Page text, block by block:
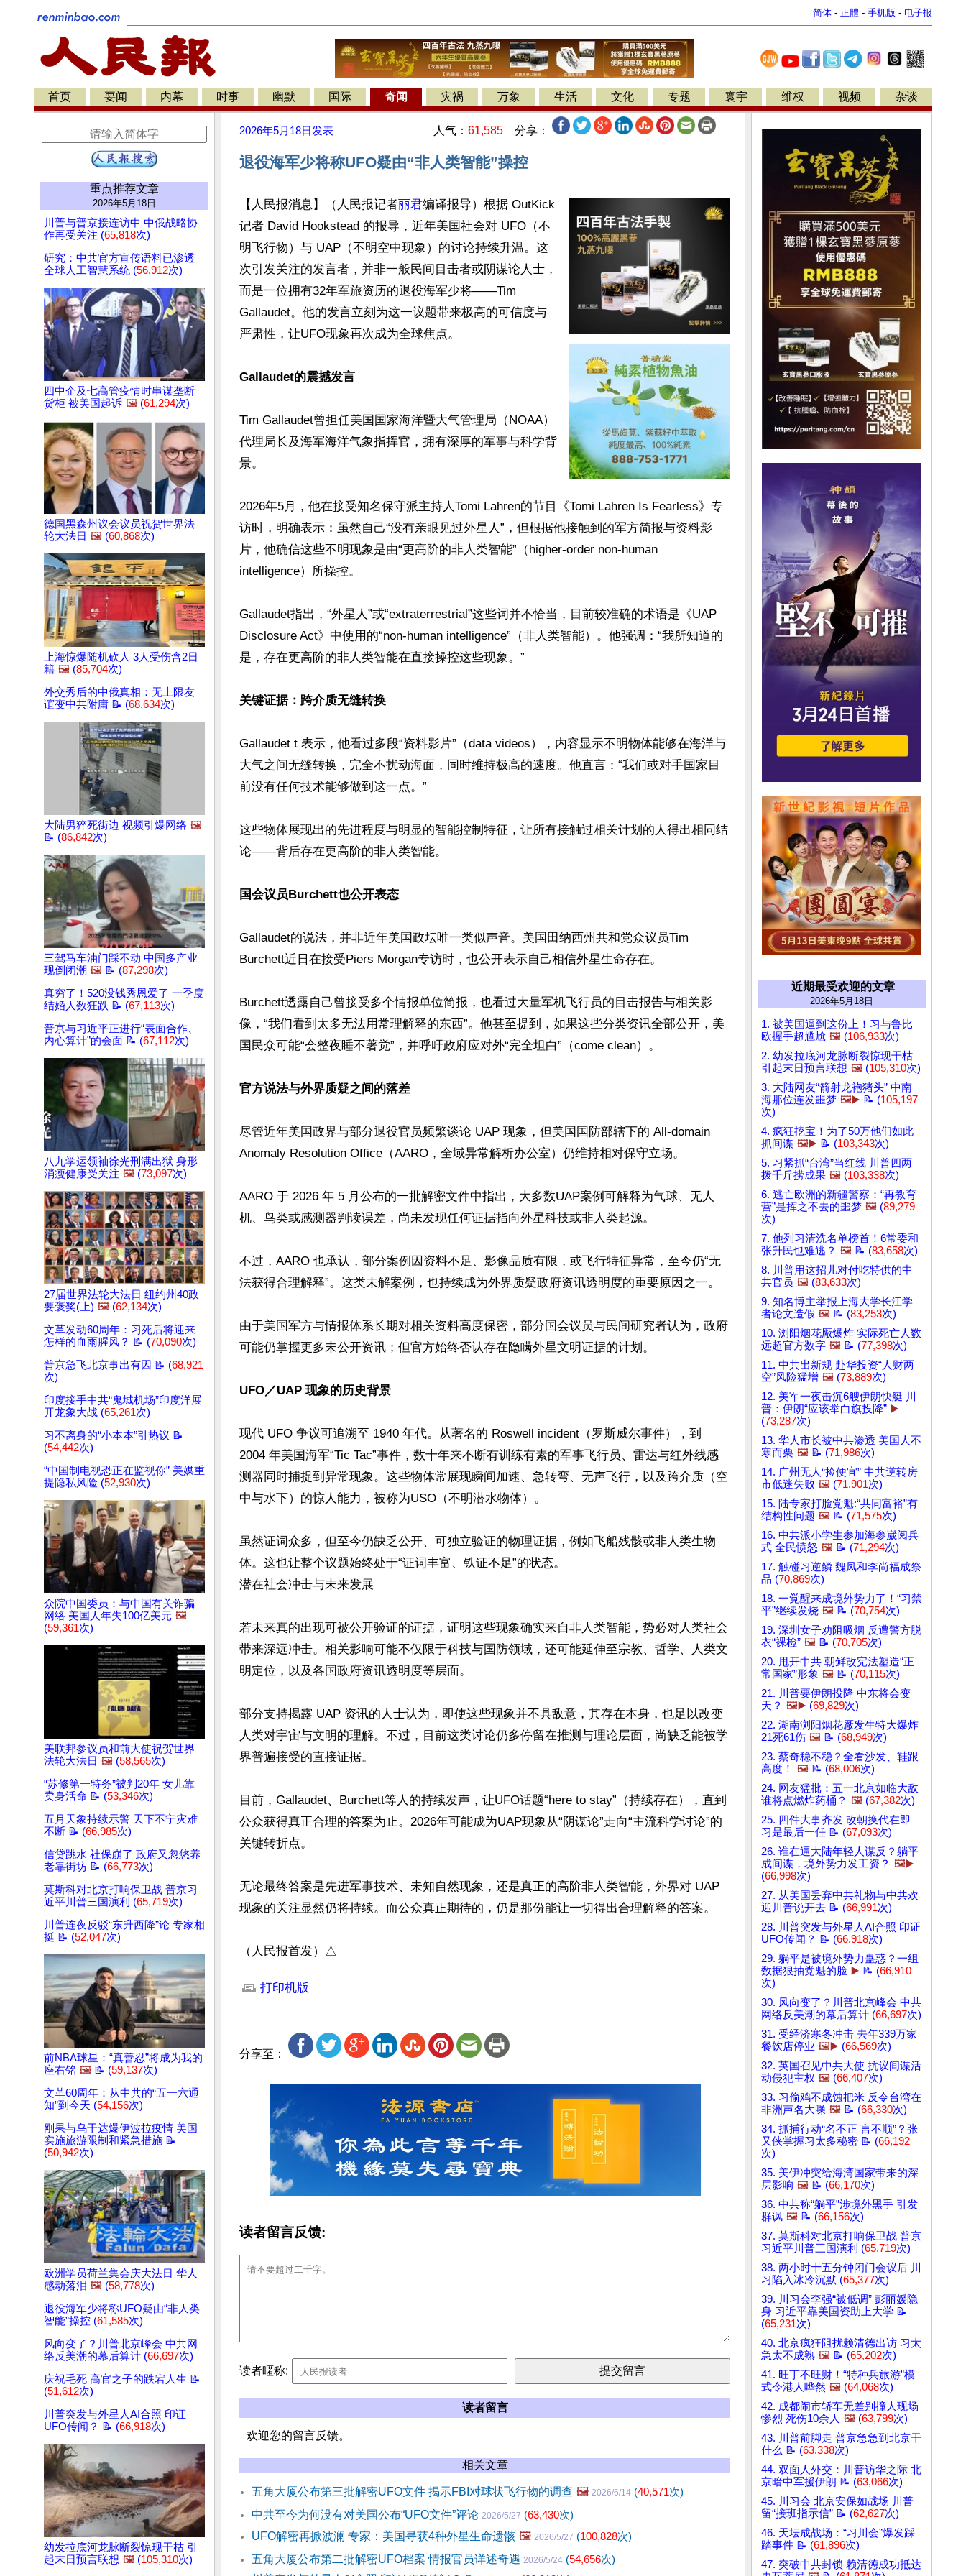
简体 - 正體 - 手机版 - 电子报
首页 要闻 内幕 时事 幽默 国际 奇闻 灾祸 万象 生活 文化 专题 寰宇 维权 视频 杂谈
重点推荐文章
2026年5月18日
川普与普京接连访中 中俄战略协
作再受关注 (65,818次)
研究：中共官方宣传语料已渗透
全球人工智慧系统 (56,912次)
四中企及七高管疫情时串谋垄断
货柜 被美国起诉 🖼️ (61,294次)
德国黑森州议会议员祝贺世界法
轮大法日 🖼️ (60,868次)
上海惊爆随机砍人 3人受伤含2日
籍 🖼️ (85,704次)
外交秀后的中俄真相：无上限友
谊变中共附庸 📝 (68,634次)
大陆男猝死街边 视频引爆网络 🖼️
📝 (86,842次)
三驾马车油门踩不动 中国多产业
现倒闭潮 🖼️ 📝 (87,298次)
真穷了！520没钱秀恩爱了 一季度
结婚人数狂跌 📝 (67,113次)
普京与习近平正进行“表面合作、
内心算计”的会面 📝 (67,112次)
八九学运领袖徐光刑满出狱 身形
消瘦健康受关注 🖼️ (73,097次)
27届世界法轮大法日 纽约州40政
要褒奖(上) 🖼️ (62,134次)
文革发动60周年：习死后将迎来
怎样的血雨腥风？ 📝 (70,090次)
普京急飞北京事出有因 📝 (68,921
次)
印度接手中共“鬼城机场”印度洋展
开龙象大战 (65,261次)
习不离身的“小本本”引热议 📝
(54,442次)
“中国制电视恐正在监视你” 美媒重
提隐私风险 (52,930次)
众院中国委员：与中国有关诈骗
网络 美国人年失100亿美元 🖼️
(59,361次)
美联邦参议员和前大使祝贺世界
法轮大法日 🖼️ (58,565次)
“苏修第一特务”被判20年 女儿靠
卖身活命 📝 (53,346次)
五月天象持续示警 天下不宁灾难
不断 📝 (66,985次)
信贷跳水 社保崩了 政府又忽悠养
老靠街坊 📝 (66,773次)
莫斯科对北京打响保卫战 普京习
近平川普三国演利 (65,719次)
川普连夜反驳“东升西降”论 专家相
挺 📝 (52,047次)
前NBA球星：“真善忍”将成为我的
座右铭 🖼️ 📝 (59,137次)
文革60周年：从中共的“五一六通
知”到今天 (54,156次)
刚果与乌干达爆伊波拉疫情 美国
实施旅游限制和紧急措施 📝
(50,942次)
欧洲学员荷兰集会庆大法日 华人
感动落泪 🖼️ (58,778次)
退役海军少将称UFO疑由“非人类
智能”操控 (61,585次)
风向变了？川普北京峰会 中共网
络反美潮的幕后算计 (66,697次)
庆祝毛死 高官之子的跌宕人生 📝
(51,612次)
川普突发与外星人AI合照 印证
UFO传闻？ 📝 (66,918次)
幼发拉底河龙脉断裂惊现干枯 引
起末日预言联想 🖼️ (105,310次)
2026年5月18日 发表 人气： 61,585 分享：
退役海军少将称UFO疑由“非人类智能”操控
【人民报消息】（人民报记者丽君编译报导）根据 OutKick
记者 David Hookstead 的报导，近年美国社会对 UFO（不
明飞行物）与 UAP（不明空中现象）的讨论持续升温。这
次引发关注的发言者，并非一般民间目击者或阴谋论人士，
而是一位拥有32年军旅资历的退役海军少将——Tim
Gallaudet。他的发言立刻为这一议题带来极高的可信度与
严肃性，让UFO现象再次成为全球焦点。
Gallaudet的震撼发言
Tim Gallaudet曾担任美国国家海洋暨大气管理局（NOAA）
代理局长及海军海洋气象指挥官，拥有深厚的军事与科学背
景。
2026年5月，他在接受知名保守派主持人Tomi Lahren的节目《Tomi Lahren Is Fearless》专
访时，明确表示：虽然自己“没有亲眼见过外星人”，但根据他接触到的军方简报与资料影
片，他确信这些不明现象是由“更高阶的非人类智能”（higher-order non-human
intelligence）所操控。
Gallaudet指出，“外星人”或“extraterrestrial”这些词并不恰当，目前较准确的术语是《UAP
Disclosure Act》中使用的“non-human intelligence”（非人类智能）。他强调：“我所知道的
是，存在更高阶的非人类智能在直接操控这些现象。”
关键证据：跨介质无缝转换
Gallaudet t 表示，他看过多段“资料影片”（data videos），内容显示不明物体能够在海洋与
大气之间无缝转换，完全不扰动海面，同时维持极高的速度。他直言：“我们或对手国家目
前没有任何技术能够做到这一点。”
这些物体展现出的先进程度与明显的智能控制特征，让所有接触过相关计划的人得出相同结
论——背后存在更高阶的非人类智能。
国会议员Burchett也公开表态
Gallaudet的说法，并非近年美国政坛唯一类似声音。美国田纳西州共和党众议员Tim
Burchett近日在接受Piers Morgan专访时，也公开表示自己相信外星生命存在。
Burchett透露自己曾接受多个情报单位简报，也看过大量军机飞行员的目击报告与相关影
像，“我们看到太多无法用常理解释的东西”。他甚至提到，如果这些分类资讯全部公开，美
国民众可能“会整夜睡不著觉”，并呼吁政府应对外“完全坦白”（come clean）。
官方说法与外界质疑之间的落差
尽管近年美国政界与部分退役官员频繁谈论 UAP 现象，但美国国防部辖下的 All-domain
Anomaly Resolution Office（AARO，全域异常解析办公室）仍维持相对保守立场。
AARO 于 2026 年 5 月公布的一批解密文件中指出，大多数UAP案例可解释为气球、无人
机、鸟类或感测器判读误差，尚未发现任何证据指向外星科技或非人类起源。
不过，AARO 也承认，部分案例因资料不足、影像品质有限，或飞行特征异常，至今仍“无
法获得合理解释”。这类未解案例，也持续成为外界质疑政府资讯透明度的重要原因之一。
由于美国军方与情报体系长期对相关资料高度保密，部分国会议员与民间研究者认为，政府
可能仍掌握更多未公开资讯；但官方始终否认存在隐瞒外星文明证据的计划。
UFO／UAP 现象的历史背景
现代 UFO 争议可追溯至 1940 年代。从著名的 Roswell incident（罗斯威尔事件），到
2004 年美国海军“Tic Tac”事件，数十年来不断有训练有素的军事飞行员、雷达与红外线感
测器同时捕捉到异常现象。这些物体常展现瞬间加速、急转弯、无声飞行，以及跨介质（空
中与水下）的惊人能力，被称为USO（不明潜水物体）。
虽然证词众多，但至今仍缺乏公开、可独立验证的物理证据，例如飞船残骸或非人类生物
体。这也让整个议题始终处于“证词丰富、铁证不足”的状态。
潜在社会冲击与未来发展
若未来真的出现可被公开验证的证据，证明这些现象确实来自非人类智能，势必对人类社会
带来深远冲击。相关影响可能不仅限于科技与国防领域，还可能延伸至宗教、哲学、人类文
明定位，以及各国政府资讯透明度等层面。
部分支持揭露 UAP 资讯的人士认为，即使这些现象并不具敌意，其存在本身，也足以改变
人类对宇宙与文明的理解。不过，目前这类讨论仍多停留在推测与理论层面，尚缺乏能被学
界普遍接受的直接证据。
目前，Gallaudet、Burchett等人的持续发声，让UFO话题“here to stay”（持续存在），直到
公众获得真正合理的答案为止。2026年可能成为UAP现象从“阴谋论”走向“主流科学讨论”的
关键转折点。
无论最终答案是先进军事技术、未知自然现象，还是真正的高阶非人类智能，外界对 UAP
现象的关注显然仍将持续。而公众真正期待的，仍是那份能让一切得出合理解释的答案。
（人民报首发）△
打印机版
分享至：
读者留言反馈:
读者暱称:
读者留言
欢迎您的留言反馈。
相关文章
五角大厦公布第三批解密UFO文件 揭示FBI对球状飞行物的调查 🖼️ 2026/6/14 (40,571次)
中共至今为何没有对美国公布“UFO文件”评论 2026/5/27 (63,430次)
UFO解密再掀波澜 专家：美国寻获4种外星生命遗骸 🖼️ 2026/5/27 (100,828次)
五角大厦公布第二批解密UFO档案 情报官员详述奇遇 2026/5/24 (54,656次)
近期最受欢迎的文章
2026年5月18日
1. 被美国逼到这份上！习与鲁比
欧握手超尴尬 🖼️ (106,933次)
2. 幼发拉底河龙脉断裂惊现干枯
引起末日预言联想 🖼️ (105,310次)
3. 大陆网友“箭射龙袍猪头” 中南
海那位连发噩梦 🖼️▶️ 📝 (105,197
次)
4. 疯狂挖宝！为了50万他们如此
抓间谍 🖼️▶️ 📝 (103,343次)
5. 习紧抓“台湾”当红线 川普四两
拨千斤捞成果 🖼️ (103,338次)
6. 逃亡欧洲的新疆警察：“再教育
营”是挥之不去的噩梦 🖼️ (89,279
次)
7. 他列习清洗名单榜首！6常委和
张升民也难逃？ 🖼️ 📝 (83,658次)
8. 川普用这招儿对付吃特供的中
共官员 🖼️ (83,633次)
9. 知名博主举报上海大学长江学
者论文造假 🖼️ 📝 (83,253次)
10. 浏阳烟花厰爆炸 实际死亡人数
远超官方数字 🖼️ 📝 (77,398次)
11. 中共出新规 赴华投资“人财两
空”风险猛增 🖼️ (73,889次)
12. 美军一夜击沉6艘伊朗快艇 川
普：伊朗“应该举白旗投降” ▶️
(73,287次)
13. 华人市长被中共渗透 美国人不
寒而栗 🖼️ 📝 (71,986次)
14. 广州无人“捡便宜” 中共逆转房
市低迷失败 🖼️ (71,901次)
15. 陆专家打脸党魁:“共同富裕”有
结构性问题 🖼️ 📝 (71,575次)
16. 中共派小学生参加海参崴阅兵
式 全民愤怒 🖼️ 📝 (71,294次)
17. 触碰习逆鳞 魏凤和李尚福成祭
品 (70,869次)
18. 一觉醒来成境外势力了！“习禁
平”继续发烧 🖼️ 📝 (70,754次)
19. 深圳女子劝阻吸烟 反遭警方脱
衣“裸检” 🖼️ 📝 (70,705次)
20. 甩开中共 朝鲜改宪法塑造“正
常国家”形象 🖼️ 📝 (70,115次)
21. 川普要伊朗投降 中东将会变
天？ 🖼️▶️ (69,829次)
22. 湖南浏阳烟花厰发生特大爆炸
21死61伤 🖼️ 📝 (68,949次)
23. 蔡奇稳不稳？全看沙发、鞋跟
高度！
🖼️ 📝 (68,006次)
24. 网友猛批：五一北京如临大敌
谁将点燃炸药桶？ 🖼️ (67,382次)
25. 四件大事齐发 改朝换代在即
习是最后一任 📝 (67,093次)
26. 谁在逼大陆年轻人谋反？躺平
成间谍，境外势力发工资？ 🖼️▶️
(66,998次)
27. 从美国丢弃中共礼物与中共欢
迎川普说开去 📝 (66,991次)
28. 川普突发与外星人AI合照 印证
UFO传闻？ 📝 (66,918次)
29. 躺平是被境外势力蛊惑？一组
数据狠抽党魁的脸 ▶️ 📝 (66,910
次)
30. 风向变了？川普北京峰会 中共
网络反美潮的幕后算计 (66,697次)
31. 受经济寒冬冲击 去年339万家
餐饮店停业 🖼️▶️ (66,569次)
32. 英国召见中共大使 抗议间谍活
动侵犯主权 🖼️ (66,407次)
33. 习偷鸡不成蚀把米 反令台湾在
非洲声名大噪 🖼️ 📝 (66,330次)
34. 抓捕行动“名不正 言不顺”？张
又侠掌握习太多秘密 📝 (66,192
次)
35. 美伊冲突给海湾国家带来的深
层影响 🖼️ 📝 (66,170次)
36. 中共称“躺平”涉境外黑手 引发
群讽 🖼️ 📝 (66,156次)
37. 莫斯科对北京打响保卫战 普京
习近平川普三国演利 (65,719次)
38. 两小时十五分钟闭门会议后 川
习陷入冰冷沉默 (65,377次)
39. 川习会李强“被低调” 彭丽媛隐
身 习近平靠美国资助上大学 📝
(65,231次)
40. 北京疯狂阻扰赖清德出访 习太
急太不成熟 🖼️ 📝 (65,202次)
41. 旺丁不旺财！“特种兵旅游”模
式令港人哗然 🖼️ (64,068次)
42. 成都闹市轿车无差别撞人现场
惨烈 死伤10余人 🖼️ (63,799次)
43. 川普前脚走 普京急急到北京干
什么 📝 (63,338次)
44. 双面人外交：川普访华之际 北
京暗中军援伊朗 📝 (63,066次)
45. 川习会 北京安保如战场 川普
留“接班指示信” 📝 (62,627次)
46. 天坛成战场：“习川会”爆发踩
踏事件 📝 (61,896次)
47. 突破中共封锁 赖清德成功抵达